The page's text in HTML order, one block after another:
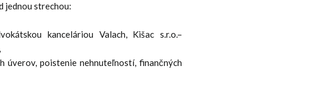
jednou strechou:
kanceláriou Valach, Kišac s.r.o.–
úverov, poistenie nehnuteľností, finančných